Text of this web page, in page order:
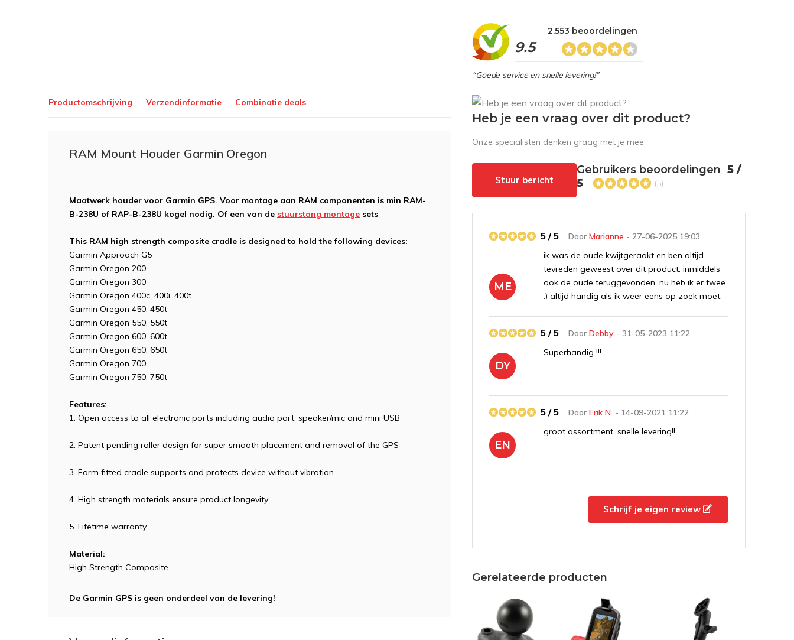
9.5
2.553 beoordelingen
“Goede service en snelle levering!”
Productomschrijving Verzendinformatie Combinatie deals
RAM Mount Houder Garmin Oregon
Maatwerk houder voor Garmin GPS. Voor montage aan RAM componenten is min RAM-
B-238U of RAP-B-238U kogel nodig. Of een van de stuurstang montage sets
This RAM high strength composite cradle is designed to hold the following devices:
Garmin Approach G5
Garmin Oregon 200
Garmin Oregon 300
Garmin Oregon 400c, 400i, 400t
Garmin Oregon 450, 450t
Garmin Oregon 550, 550t
Garmin Oregon 600, 600t
Garmin Oregon 650, 650t
Garmin Oregon 700
Garmin Oregon 750, 750t
Features:
1. Open access to all electronic ports including audio port, speaker/mic and mini USB
2. Patent pending roller design for super smooth placement and removal of the GPS
3. Form fitted cradle supports and protects device without vibration
4. High strength materials ensure product longevity
5. Lifetime warranty
Material:
High Strength Composite
De Garmin GPS is geen onderdeel van de levering!
Heb je een vraag over dit product?
Onze specialisten denken graag met je mee
Stuur bericht
Gebruikers beoordelingen 5 /
5
(5)
ME
DoorMarianne - 27-06-2025 19:03
5 / 5
ik was de oude kwijtgeraakt en ben altijd
tevreden geweest over dit product. inmiddels
ook de oude teruggevonden, nu heb ik er twee
:) altijd handig als ik weer eens op zoek moet.
DY
DoorDebby - 31-05-2023 11:22
5 / 5
Superhandig !!!
EN
DoorErik N. - 14-09-2021 11:22
5 / 5
groot assortment, snelle levering!!
JN
Door
Schrijf je eigen review
Gerelateerde producten